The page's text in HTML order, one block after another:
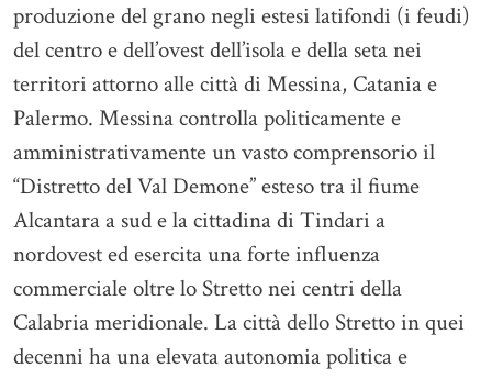
produzione del grano negli estesi latifondi (i feudi)
del centro e dell’ovest dell’isola e della seta nei
territori attorno alle città di Messina, Catania e
Palermo. Messina controlla politicamente e
amministrativamente un vasto comprensorio il
“Distretto del Val Demone” esteso tra il fiume
Alcantara a sud e la cittadina di Tindari a
nordovest ed esercita una forte influenza
commerciale oltre lo Stretto nei centri della
Calabria meridionale. La città dello Stretto in quei
decenni ha una elevata autonomia politica e